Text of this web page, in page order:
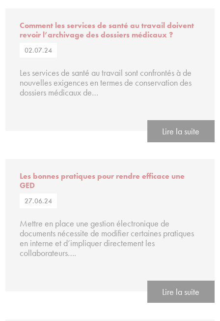
Comment les services de santé au travail doivent
revoir l’archivage des dossiers médicaux ?
02.07.24
Les services de santé au travail sont confrontés à de
nouvelles exigences en termes de conservation des
dossiers médicaux de…
Lire la suite
Les bonnes pratiques pour rendre efficace une
GED
27.06.24
Mettre en place une gestion électronique de
documents nécessite de modifier certaines pratiques
en interne et d’impliquer directement les
collaborateurs….
Lire la suite